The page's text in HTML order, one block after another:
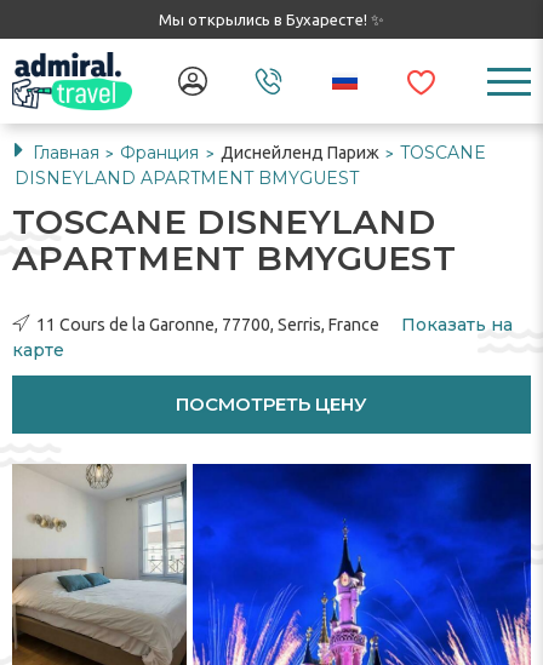
Мы открылись в Бухаресте! ✨
Главная > Франция > Диснейленд Париж > TOSCANE
DISNEYLAND APARTMENT BMYGUEST
TOSCANE DISNEYLAND
APARTMENT BMYGUEST
11 Cours de la Garonne, 77700, Serris, France
Показать на
карте
ПОСМОТРЕТЬ ЦЕНУ